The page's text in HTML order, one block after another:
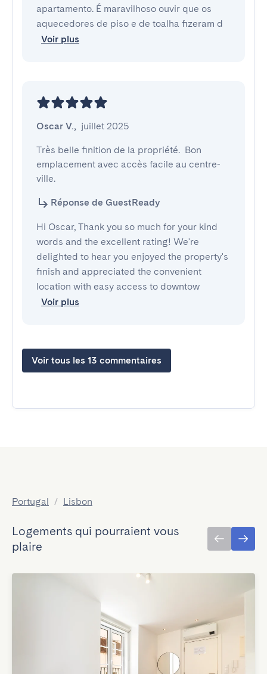
apartamento. É maravilhoso ouvir que os
aquecedores de piso e de toalha fizeram d
Voir plus
Oscar V., juillet 2025
Très belle finition de la propriété.  Bon
emplacement avec accès facile au centre-
ville.
Réponse de GuestReady
Hi Oscar, Thank you so much for your kind
words and the excellent rating! We're
delighted to hear you enjoyed the property's
finish and appreciated the convenient
location with easy access to downtow
Voir plus
Voir tous les 13 commentaires
Portugal / Lisbon
Logements qui pourraient vous
plaire